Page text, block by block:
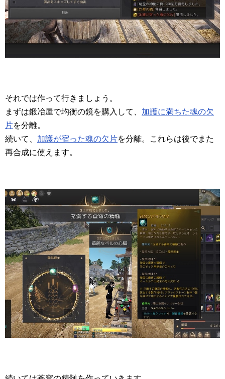
それでは作って行きましょう。
まずは鍛冶屋で均衡の鏡を購入して、 加護に満ちた魂の欠
片を分離。
続いて、 加護が宿った魂の欠片を分離。これらは後でまた
再合成に使えます。